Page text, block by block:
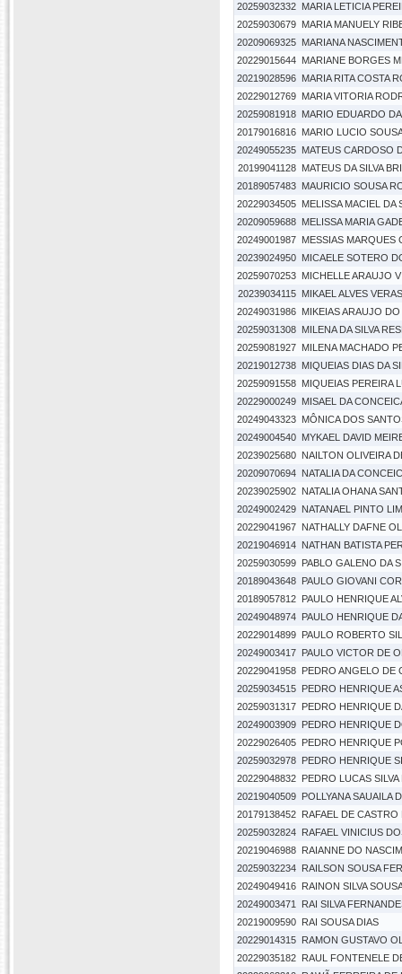
20259032332 MARIA LETICIA
20259030679 MARIA MANUELY
20209069325 MARIANA
20229015644 MARIANE BORGES
20219028596 MARIA RITA COSTA
20229012769 MARIA VITORIA
20259081918 MARIO EDUARDO
20179016816 MARIO LUCIO
20249055235 MATEUS CARDOSO
20199041128
MATEUS DA SILVA
20189057483 MAURICIO SOUSA
20229034505 MELISSA MACIEL DA
20209059688 MELISSA MARIA
20249001987 MESSIAS MARQUES
20239024950 MICAELE SOTERO
20259070253 MICHELLE ARAUJO
20239034115
MIKAEL ALVES VERAS
20249031986 MIKEIAS ARAUJO
20259031308 MILENA DA SILVA
20259081927 MILENA MACHADO
20219012738 MIQUEIAS DIAS DA
20259091558 MIQUEIAS PEREIRA
20229000249 MISAEL DA
20249043323 MÔNICA DOS
20249004540 MYKAEL DAVID
20239025680 NAILTON OLIVEIRA
20209070694 NATALIA DA
20239025902 NATALIA OHANA
20249002429 NATANAEL PINTO
20229041967 NATHALLY DAFNE
20219046914 NATHAN BATISTA
20259030599 PABLO GALENO DA
20189043648 PAULO GIOVANI
20189057812 PAULO HENRIQUE
20249048974 PAULO HENRIQUE
20229014899 PAULO ROBERTO
20249003417 PAULO VICTOR DE
20229041958 PEDRO ANGELO DE
20259034515 PEDRO HENRIQUE
20259031317 PEDRO HENRIQUE
20249003909 PEDRO HENRIQUE
20229026405 PEDRO HENRIQUE
20259032978 PEDRO HENRIQUE
20229048832 PEDRO LUCAS
20219040509 POLLYANA SAUAILA
20179138452 RAFAEL DE CASTRO
20259032824 RAFAEL VINICIUS
20219046988 RAIANNE DO
20259032234 RAILSON SOUSA
20249049416 RAINON SILVA
20249003471
RAI SILVA
20219009590 RAI SOUSA DIAS
20229014315 RAMON GUSTAVO
20229035182 RAUL FONTENELE